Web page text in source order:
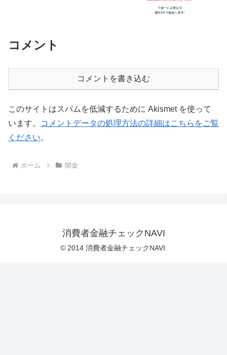
コメント
コメントを書き込む
このサイトはスパムを低減するために Akismet を使って
います。
コメントデータの処理方法の詳細はこちらをご覧
ください。
ホーム 闇金
消費者金融チェックNAVI
© 2014 消費者金融チェックNAVI.